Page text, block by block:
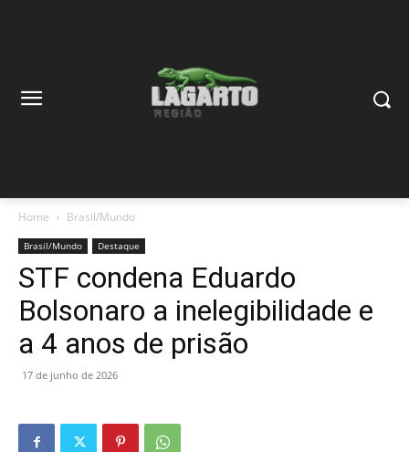
Home Brasil/Mundo
Brasil/Mundo Destaque
STF condena Eduardo
Bolsonaro a inelegibilidade e
a 4 anos de prisão
17 de junho de 2026